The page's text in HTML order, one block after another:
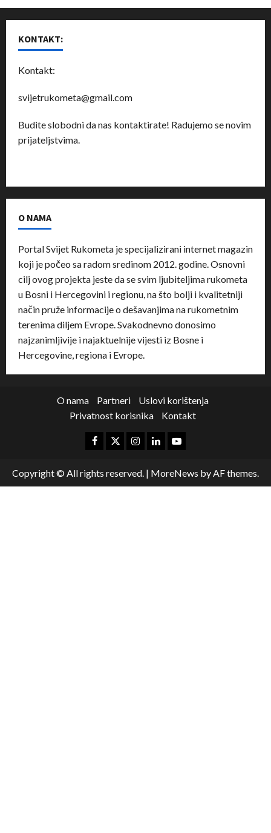
KONTAKT:
Kontakt:
svijetrukometa@gmail.com
Budite slobodni da nas kontaktirate! Radujemo se novim
prijateljstvima.
O NAMA
Portal Svijet Rukometa je specijalizirani internet magazin
koji je počeo sa radom sredinom 2012. godine. Osnovni
cilj ovog projekta jeste da se svim ljubiteljima rukometa
u Bosni i Hercegovini i regionu, na što bolji i kvalitetniji
način pruže informacije o dešavanjima na rukometnim
terenima diljem Evrope. Svakodnevno donosimo
najzanimljivije i najaktuelnije vijesti iz Bosne i
Hercegovine, regiona i Evrope.
O nama Partneri
Uslovi korištenja
Privatnost korisnika
Kontakt
Copyright © All rights reserved. | MoreNews by AF themes.